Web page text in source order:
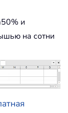
и
на сотни